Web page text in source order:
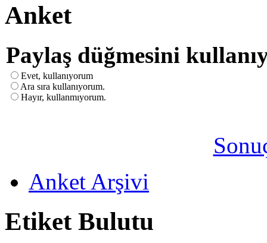
Anket
Paylaş düğmesini
Evet, kullanıyorum
Ara sıra kullanıyorum.
Hayır, kullanmıyorum.
Anket Arşivi
Etiket Bulutu